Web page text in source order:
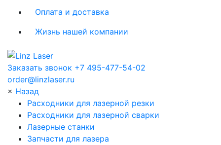
Оплата и доставка
Жизнь нашей компании
Заказать звонок +7 495-477-54-02
order@linzlaser.ru
× Назад
Расходники для лазерной резки
Расходники для лазерной сварки
Лазерные станки
Запчасти для лазера